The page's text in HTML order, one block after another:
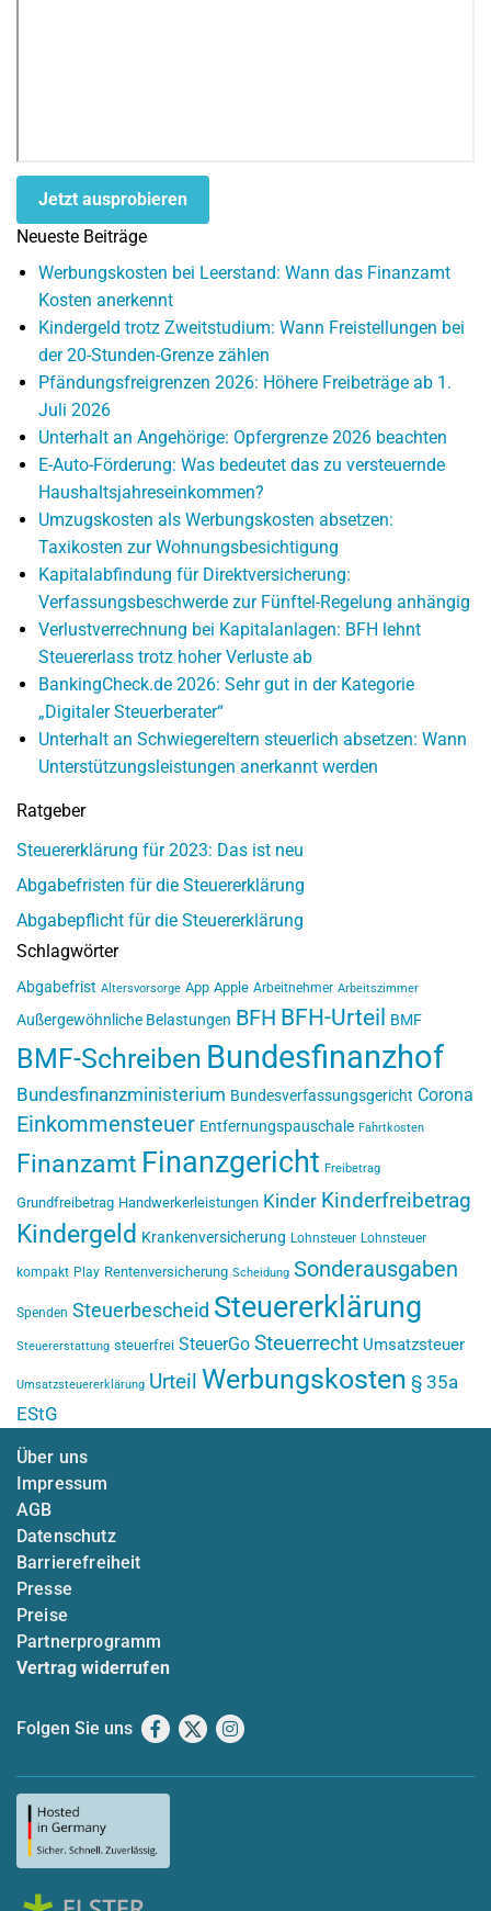
Jetzt ausprobieren
Neueste Beiträge
Werbungskosten bei Leerstand: Wann das Finanzamt
Kosten anerkennt
Kindergeld trotz Zweitstudium: Wann Freistellungen bei
der 20-Stunden-Grenze zählen
Pfändungsfreigrenzen 2026: Höhere Freibeträge ab 1.
Juli 2026
Unterhalt an Angehörige: Opfergrenze 2026 beachten
E-Auto-Förderung: Was bedeutet das zu versteuernde
Haushaltsjahreseinkommen?
Umzugskosten als Werbungskosten absetzen:
Taxikosten zur Wohnungsbesichtigung
Kapitalabfindung für Direktversicherung:
Verfassungsbeschwerde zur Fünftel-Regelung anhängig
Verlustverrechnung bei Kapitalanlagen: BFH lehnt
Steuererlass trotz hoher Verluste ab
BankingCheck.de 2026: Sehr gut in der Kategorie
„Digitaler Steuerberater“
Unterhalt an Schwiegereltern steuerlich absetzen: Wann
Unterstützungsleistungen anerkannt werden
Ratgeber
Steuererklärung für 2023: Das ist neu
Abgabefristen für die Steuererklärung
Abgabepflicht für die Steuererklärung
Schlagwörter
Abgabefrist Altersvorsorge App Apple Arbeitnehmer Arbeitszimmer
Außergewöhnliche Belastungen BFH BFH-Urteil BMF
BMF-Schreiben Bundesfinanzhof
Bundesfinanzministerium Bundesverfassungsgericht Corona
Einkommensteuer Entfernungspauschale Fahrtkosten
Finanzamt Finanzgericht Freibetrag
Grundfreibetrag Handwerkerleistungen Kinder Kinderfreibetrag
Kindergeld Krankenversicherung Lohnsteuer Lohnsteuer
kompakt Play Rentenversicherung Scheidung Sonderausgaben
Spenden Steuerbescheid Steuererklärung
Steuererstattung steuerfrei SteuerGo Steuerrecht Umsatzsteuer
Umsatzsteuererklärung Urteil Werbungskosten § 35a
EStG
Über uns
Impressum
AGB
Datenschutz
Barrierefreiheit
Presse
Preise
Partnerprogramm
Vertrag widerrufen
Folgen Sie uns Facebook
X Instagram